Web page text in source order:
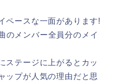
ペースな一面があります!
のメンバー全員分のメイ
ステージに上がるとカッ
ップが人気の理由だと思